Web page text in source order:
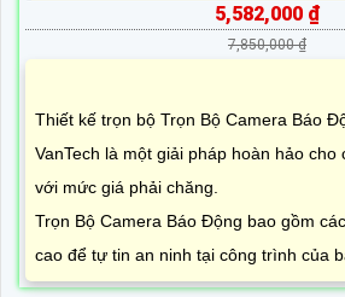
5,582,000 ₫
7,850,000 ₫
Thiết kế trọn bộ Trọn Bộ Camera Báo
VanTech là một giải pháp hoàn hảo cho
với mức giá phải chăng.
Trọn Bộ Camera Báo Động bao gồm
cao để tự tin an ninh tại công trình của